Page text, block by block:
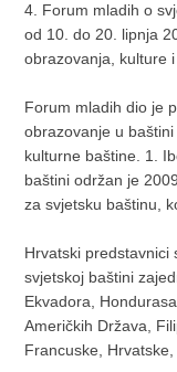
4. Forum mladih o
od 10. do 20. lipnja
obrazovanja, kulture
Forum mladih dio je
obrazovanje u
kulturne baštine. 1.
baštini održan je
za svjetsku baštinu,
Hrvatski predstavnici
svjetskoj baštini
Ekvadora,
Američkih Država,
Francuske,